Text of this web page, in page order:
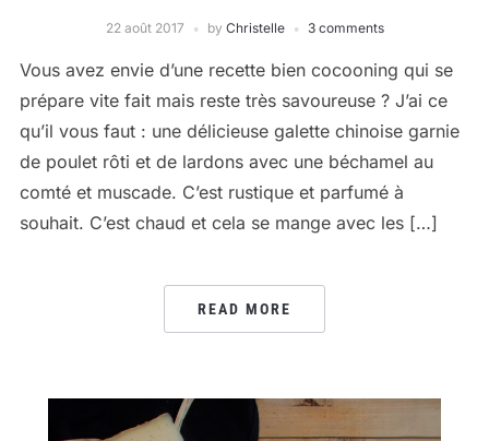
22 août 2017 by Christelle 3 comments
Vous avez envie d’une recette bien cocooning qui se
prépare vite fait mais reste très savoureuse ? J’ai ce
qu’il vous faut : une délicieuse galette chinoise garnie
de poulet rôti et de lardons avec une béchamel au
comté et muscade. C’est rustique et parfumé à
souhait. C’est chaud et cela se mange avec les […]
READ MORE